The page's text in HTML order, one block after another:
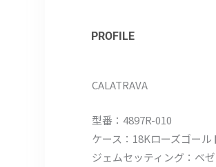
PROFILE
CALATRAVA
型番：4897R-010
ケース：18Kローズゴール
ジェムセッティング：ベ